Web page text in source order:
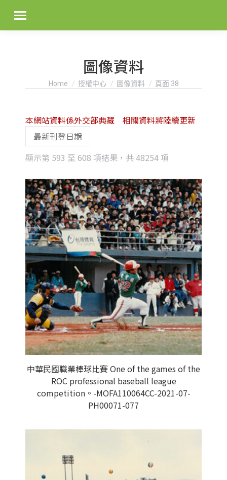
圖像資料
You are here:
Home 授權中心 圖像資料 頁面 38
顯示第 593 至 608 項結果，共 48254 項
latest
本網站資料係外交部典藏 相關資料將陸續更新
中華民國職業棒球比賽 One of the games of the
ROC professional baseball league
competition。-MOFA110064CC-2021-07-
PH00071-077